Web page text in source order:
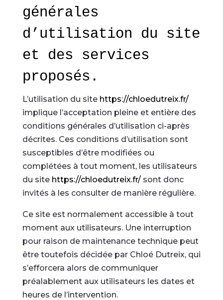
générales
d’utilisation du site
et des services
proposés.
L’utilisation du site https://chloedutreix.fr/
implique l’acceptation pleine et entière des
conditions générales d’utilisation ci-après
décrites. Ces conditions d’utilisation sont
susceptibles d’être modifiées ou
complétées à tout moment, les utilisateurs
du site https://chloedutreix.fr/sont donc
invités à les consulter de manière régulière.
Ce site est normalement accessible à tout
moment aux utilisateurs. Une interruption
pour raison de maintenance technique peut
être toutefois décidée par Chloé Dutreix, qui
s’efforcera alors de communiquer
préalablement aux utilisateurs les dates et
heures de l’intervention.